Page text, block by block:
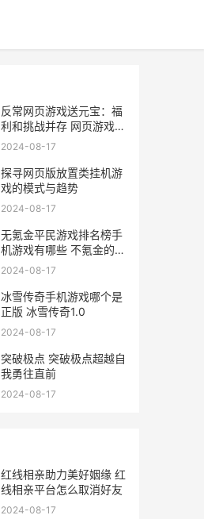
反常网页游戏送元宝：福
利和挑战并存 网页游戏返
利网
2024-08-17
探寻网页版放置类挂机游
戏的模式与趋势
2024-08-17
无氪金平民游戏排名榜手
机游戏有哪些 不氪金的好
玩游戏
2024-08-17
冰雪传奇手机游戏哪个是
正版 冰雪传奇1.0
2024-08-17
突破极点 突破极点超越自
我勇往直前
2024-08-17
红线相亲助力美好姻缘 红
线相亲平台怎么取消好友
2024-08-17